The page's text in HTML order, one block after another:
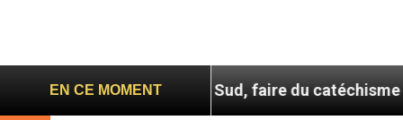
EN CE MOMENT
En Corée du Sud, faire du catéchisme autrement